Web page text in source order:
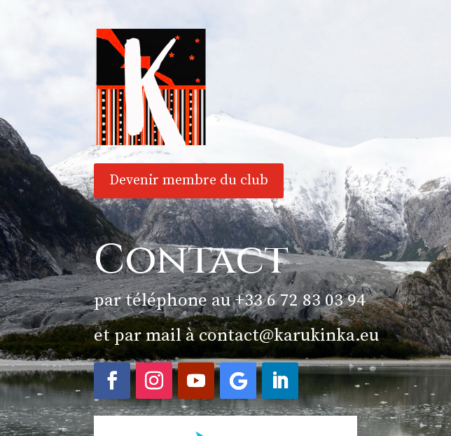
Devenir membre du club
Contact
par téléphone au +33 6 72 83 03 94
et par mail àcontact@karukinka.eu